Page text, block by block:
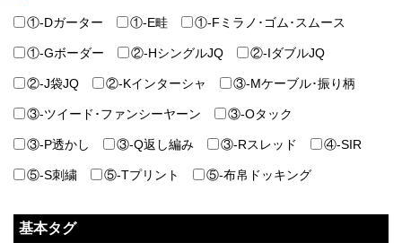
①-Dガーター ①-E畦 ①-Fミラノ･ゴム･スムース
①-Gボーダー ②-HシングルJQ ②-IダブルJQ
②-J袋JQ ②-Kインターシャ ③-Mケーブル･振り柄
③-ツイード･ファンシーヤーン ③-Oタック
③-P透かし ③-Q返し編み ③-Rスレッド ④-SIR
⑤-S刺繍 ⑤-Tプリント ⑤-布帛ドッキング
基本タグ